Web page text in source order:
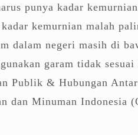
punya kadar
kemurnian malah
dalam negeri masih di
garam tidak sesuai
Publik & Hubungan Antar
dan Minuman Indonesia